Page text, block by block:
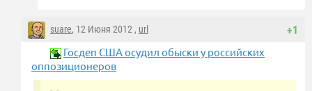
+1
suare, 12 Июня 2012 , url
Госдеп США осудил обыски у российских
оппозиционеров